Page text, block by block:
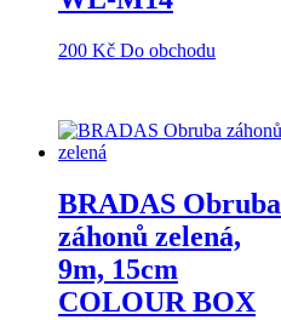
200 Kč Do obchodu
BRADAS Obruba
záhonů zelená,
9m, 15cm
COLOUR BOX